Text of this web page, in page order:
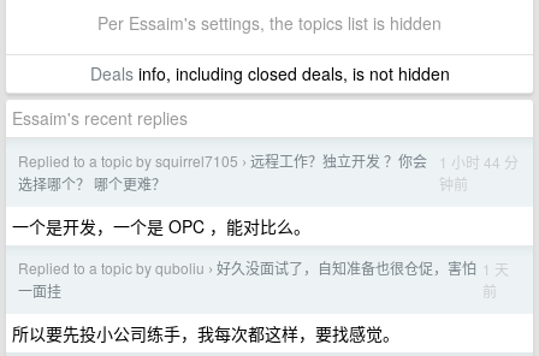
Per Essaim's settings, the topics list is hidden
Dealsinfo, including closed deals, is not hidden
Essaim's recent replies
Replied to a topic by squirrel7105 › 远程工作？独立开发 ？你会
选择哪个？ 哪个更难？
1 小时 44 分
钟前
一个是开发，一个是 OPC ，能对比么。
Replied to a topic by quboliu › 好久没面试了，自知准备也很仓促，害怕
一面挂
1 天
前
所以要先投小公司练手，我每次都这样，要找感觉。